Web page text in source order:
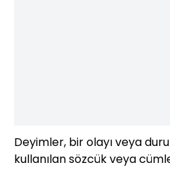
Deyimler, bir olayı veya
kullanılan sözcük veya